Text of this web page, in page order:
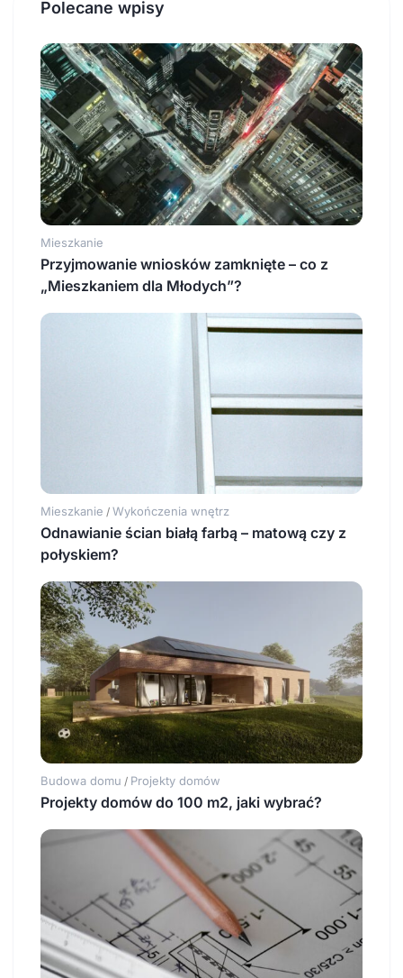
Polecane wpisy
Mieszkanie
Przyjmowanie wniosków zamknięte – co z
„Mieszkaniem dla Młodych”?
Mieszkanie / Wykończenia wnętrz
Odnawianie ścian białą farbą – matową czy z
połyskiem?
Budowa domu / Projekty domów
Projekty domów do 100 m2, jaki wybrać?